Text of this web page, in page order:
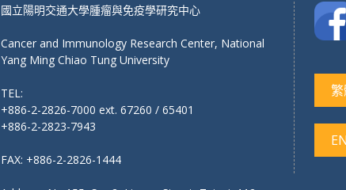
國立陽明交通大學腫瘤與免疫學研究中心
Cancer and Immunology Research Center, National
Yang Ming Chiao Tung University
TEL:
+886-2-2826-7000 ext. 67260 / 65401
+886-2-2823-7943
FAX: +886-2-2826-1444